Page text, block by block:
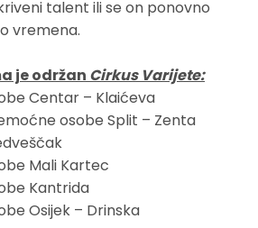
talent ili se on ponovno
vremena.
je održan Cirkus Varijete:
Centar – Klaićeva
osobe Split – Zenta
Mali Kartec
Kantrida
Osijek – Drinska